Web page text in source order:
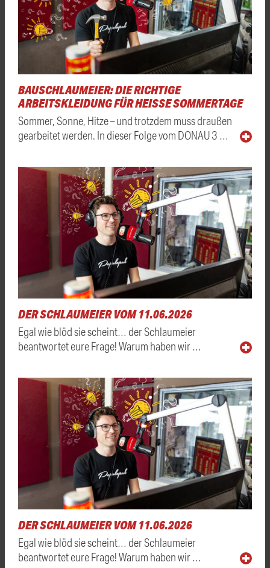
BAUSCHLAUMEIER: DIE RICHTIGE
ARBEITSKLEIDUNG FÜR HEISSE SOMMERTAGE
Sommer, Sonne, Hitze – und trotzdem muss draußen
gearbeitet werden. In dieser Folge vom DONAU 3 …
DER SCHLAUMEIER VOM 11.06.2026
Egal wie blöd sie scheint… der Schlaumeier
beantwortet eure Frage! Warum haben wir …
DER SCHLAUMEIER VOM 11.06.2026
Egal wie blöd sie scheint… der Schlaumeier
beantwortet eure Frage! Warum haben wir …